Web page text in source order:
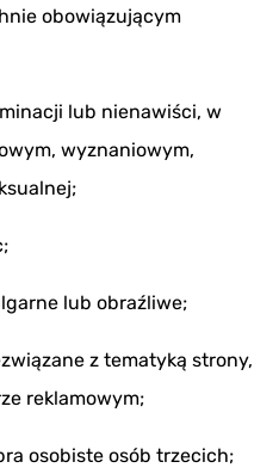
obowiązującym
lub nienawiści, w
wyznaniowym,
lub obraźliwe;
z tematyką strony,
reklamowym;
osobiste osób trzecich;